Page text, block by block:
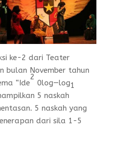
ke-2 dari Teater
bulan November tahun
“Ide
2
0log—log1
5 naskah
5 naskah yang
dari sila 1-5